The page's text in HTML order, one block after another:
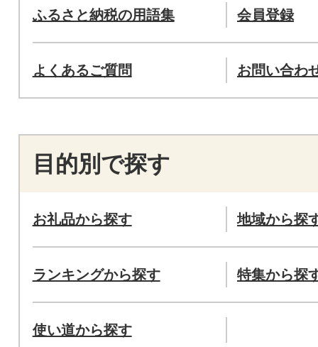
ふるさと納税の用語集 会員登録
よくあるご質問 お問い合わ
目的別で探す
お礼品から探す 地域から探
ランキングから探す 特集から探
使い道から探す